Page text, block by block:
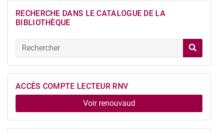
RECHERCHE DANS LE CATALOGUE DE LA
BIBLIOTHÈQUE
ACCÈS COMPTE LECTEUR RNV
Voir renouvaud